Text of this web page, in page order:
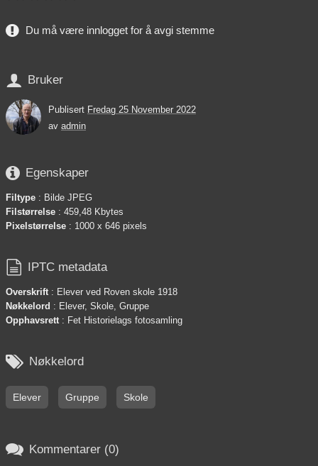
Du må være innlogget for å avgi stemme
 Bruker
Publisert Fredag 25 November 2022
av admin
 Egenskaper
Filtype : Bilde JPEG
Filstørrelse : 459,48 Kbytes
Pixelstørrelse : 1000 x 646 pixels
 IPTC metadata
Overskrift : Elever ved Roven skole 1918
Nøkkelord : Elever, Skole, Gruppe
Opphavsrett : Fet Historielags fotosamling
 Nøkkelord
Elever Gruppe Skole
 Kommentarer (0)